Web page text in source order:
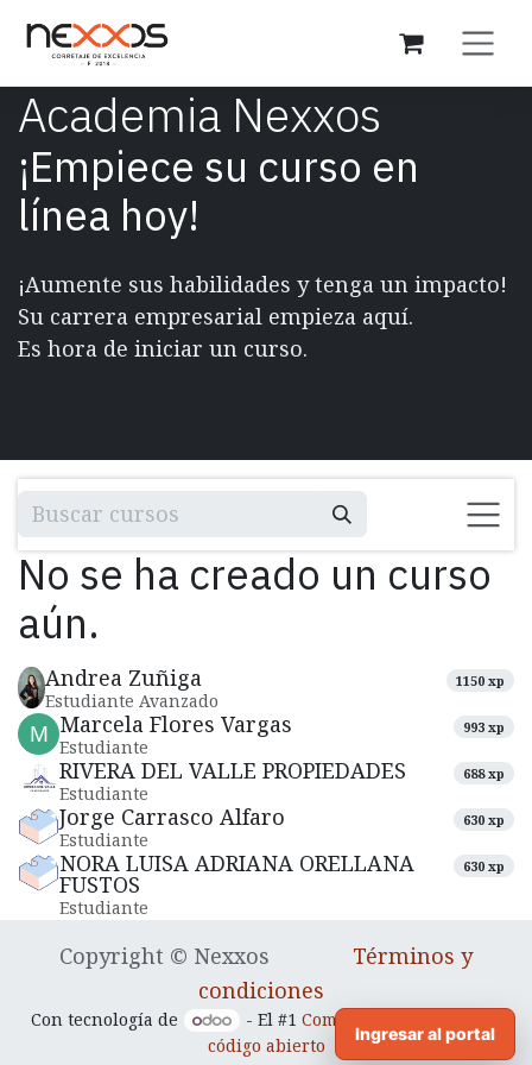
Academia Nexxos
¡Empiece su curso en
línea hoy!
¡Aumente sus habilidades y tenga un impacto!
Su carrera empresarial empieza aquí.
Es hora de iniciar un curso.
Andrea Zuñiga
Estudiante Avanzado
1150 xp
Marcela Flores Vargas
Estudiante
993 xp
RIVERA DEL VALLE PROPIEDADES
Estudiante
688 xp
Jorge Carrasco Alfaro
Estudiante
630 xp
NORA LUISA ADRIANA ORELLANA
FUSTOS
Estudiante
630 xp
No se ha creado un curso
aún.
Copyright © Nexxos Términos y
condiciones
Con tecnología de - El #1 Comercio electrónico de
código abierto
Ingresar al portal